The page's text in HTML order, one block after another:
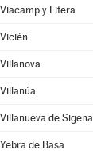
Viacamp y Litera
Vicién
Villanova
Villanúa
Villanueva de Sigena
Yebra de Basa